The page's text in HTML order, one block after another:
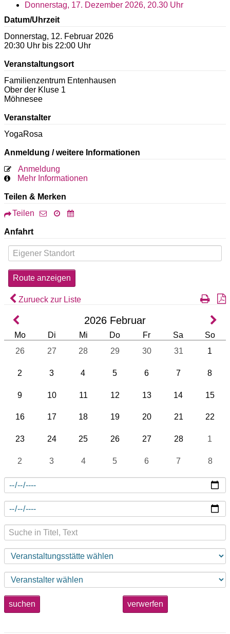
Donnerstag, 17. Dezember 2026, 20.30 Uhr
Datum/Uhrzeit
Donnerstag, 12. Februar 2026
20:30 Uhr bis 22:00 Uhr
Veranstaltungsort
Familienzentrum Entenhausen
Ober der Kluse 1
Möhnesee
Veranstalter
YogaRosa
Anmeldung / weitere Informationen
Anmeldung
Mehr Informationen
Teilen & Merken
Teilen
Anfahrt
Zurueck zur Liste
2026 Februar
Mo Di Mi Do Fr Sa
So
26
27 28 29 30 31 1
2 3 4 5 6 7 8
9 10 11 12 13 14 15
16 17 18 19 20 21 22
23 24 25 26 27 28 1
2 3 4 5 6 7 8
suchen verwerfen